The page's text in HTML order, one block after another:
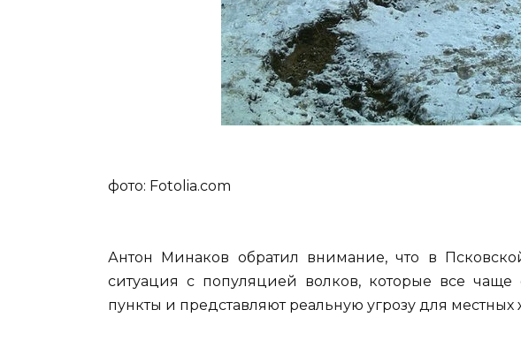
фото: Fotolia.com
Антон Минаков обратил внимание, что в
ситуация с популяцией волков, которые все чаще
пункты и представляют реальную угрозу для местных